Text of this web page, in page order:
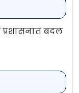
प्रशासनात बदल